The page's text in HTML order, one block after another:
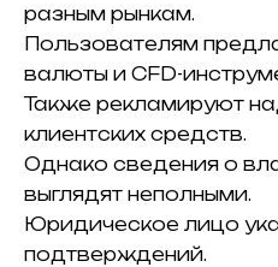
разным рынкам.
Пользователям
валюты и CFD-
Также рекламируют
клиентских средств.
Однако сведения о
выглядят неполными.
Юридическое лицо
подтверждений.